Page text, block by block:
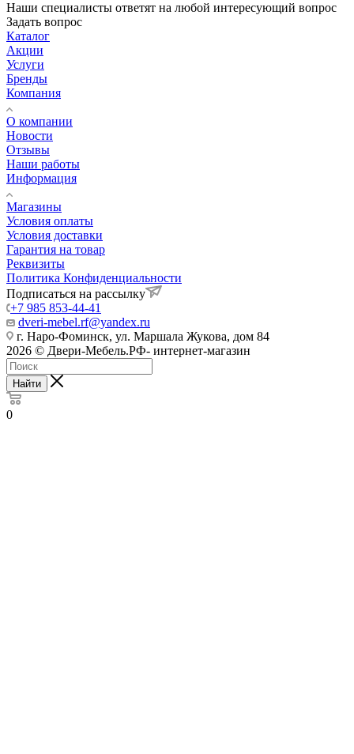
Наши специалисты ответят на любой интересующий вопрос
Задать вопрос
Каталог
Акции
Услуги
Бренды
Компания
О компании
Новости
Отзывы
Наши работы
Информация
Магазины
Условия оплаты
Условия доставки
Гарантия на товар
Реквизиты
Политика Конфиденциальности
Подписаться на рассылку
+7 985 853-44-41
dveri-mebel.rf@yandex.ru
г. Наро-Фоминск, ул. Маршала Жукова, дом 84
2026 © Двери-Мебель.РФ- интернет-магазин
Найти
0